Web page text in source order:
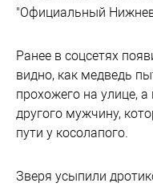
"Официальный
Ранее в соцсетях
видно, как медведь
прохожего на улице,
другого мужчину,
пути у косолапого.
Зверя усыпили